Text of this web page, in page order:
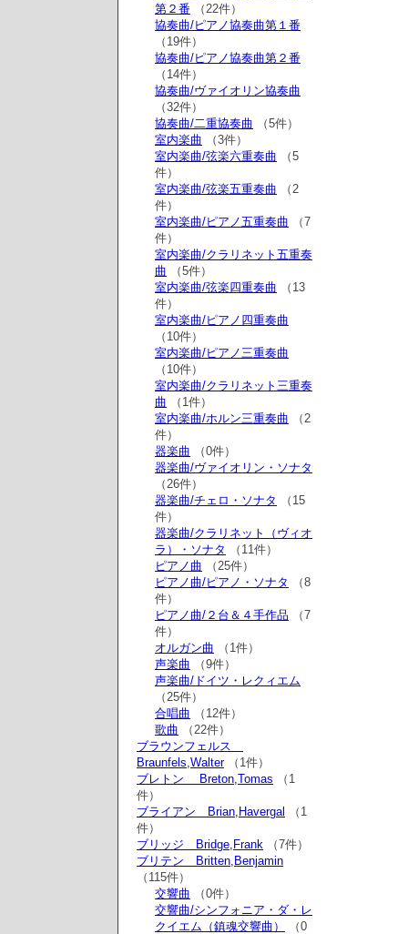
第２番 （22件）
協奏曲/ピアノ協奏曲第１番
（19件）
協奏曲/ピアノ協奏曲第２番
（14件）
協奏曲/ヴァイオリン協奏曲
（32件）
協奏曲/二重協奏曲 （5件）
室内楽曲 （3件）
室内楽曲/弦楽六重奏曲 （5
件）
室内楽曲/弦楽五重奏曲 （2
件）
室内楽曲/ピアノ五重奏曲 （7
件）
室内楽曲/クラリネット五重奏
曲 （5件）
室内楽曲/弦楽四重奏曲 （13
件）
室内楽曲/ピアノ四重奏曲
（10件）
室内楽曲/ピアノ三重奏曲
（10件）
室内楽曲/クラリネット三重奏
曲 （1件）
室内楽曲/ホルン三重奏曲 （2
件）
器楽曲 （0件）
器楽曲/ヴァイオリン・ソナタ
（26件）
器楽曲/チェロ・ソナタ
（15
件）
器楽曲/クラリネット（ヴィオ
ラ）・ソナタ
（11件）
ピアノ曲 （25件）
ピアノ曲/ピアノ・ソナタ
（8
件）
ピアノ曲/２台＆４手作品 （7
件）
オルガン曲 （1件）
声楽曲 （9件）
声楽曲/ドイツ・レクィエム
（25件）
合唱曲 （12件）
歌曲 （22件）
ブラウンフェルス
Braunfels,Walter（1件）
ブレトン Breton,Tomas （1
件）
ブライアン Brian,Havergal
（1
件）
ブリッジ Bridge,Frank （7件）
ブリテン Britten,Benjamin
（115件）
交響曲 （0件）
交響曲/シンフォニア・ダ・レ
クイエム（鎮魂交響曲）
（0